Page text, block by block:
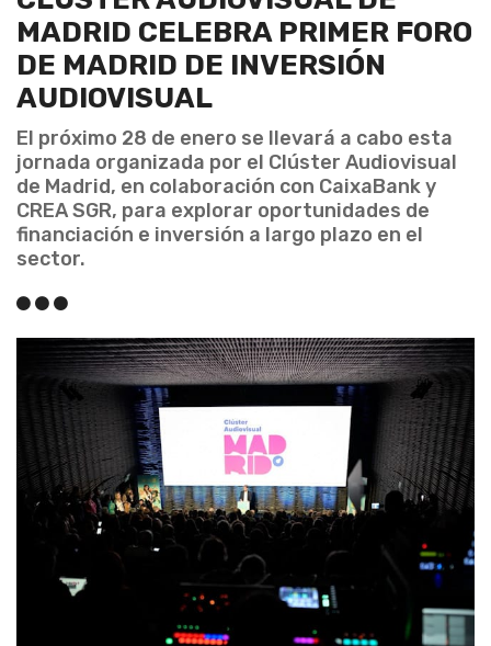
MADRID CELEBRA PRIMER FORO
DE MADRID DE INVERSIÓN
AUDIOVISUAL
El próximo 28 de enero se llevará a cabo esta
jornada organizada por el Clúster Audiovisual
de Madrid, en colaboración con CaixaBank y
CREA SGR, para explorar oportunidades de
financiación e inversión a largo plazo en el
sector.